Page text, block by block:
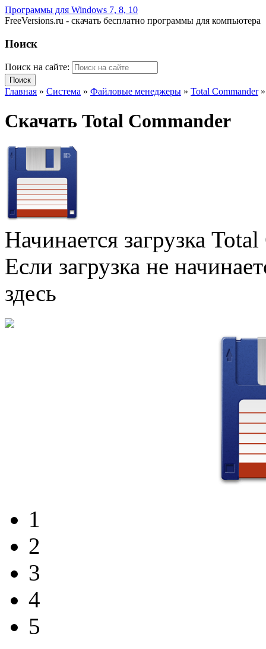
Программы для Windows 7, 8, 10
FreeVersions.ru - скачать бесплатно программы для компьютера
Поиск
Поиск на сайте:
Главная » Система » Файловые менеджеры » Total Commander
Скачать Total Commander
Начинается загрузка
Если загрузка не
здесь
1
2
3
4
5